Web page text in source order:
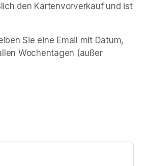
den Kartenvorverkauf und ist
Sie eine Email mit Datum,
Wochentagen (außer